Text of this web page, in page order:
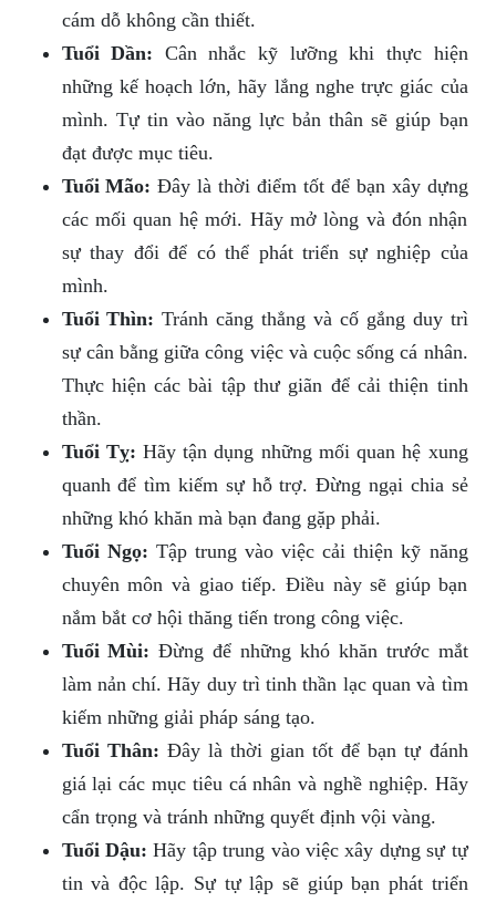
cám dỗ không cần thiết.
Tuổi Dần: Cân nhắc kỹ lưỡng khi thực hiện
những kế hoạch lớn, hãy lắng nghe trực giác của
mình. Tự tin vào năng lực bản thân sẽ giúp bạn
đạt được mục tiêu.
Tuổi Mão: Đây là thời điểm tốt để bạn xây dựng
các mối quan hệ mới. Hãy mở lòng và đón nhận
sự thay đổi để có thể phát triển sự nghiệp của
mình.
Tuổi Thìn: Tránh căng thẳng và cố gắng duy trì
sự cân bằng giữa công việc và cuộc sống cá nhân.
Thực hiện các bài tập thư giãn để cải thiện tinh
thần.
Tuổi Tỵ: Hãy tận dụng những mối quan hệ xung
quanh để tìm kiếm sự hỗ trợ. Đừng ngại chia sẻ
những khó khăn mà bạn đang gặp phải.
Tuổi Ngọ: Tập trung vào việc cải thiện kỹ năng
chuyên môn và giao tiếp. Điều này sẽ giúp bạn
nắm bắt cơ hội thăng tiến trong công việc.
Tuổi Mùi: Đừng để những khó khăn trước mắt
làm nản chí. Hãy duy trì tinh thần lạc quan và tìm
kiếm những giải pháp sáng tạo.
Tuổi Thân: Đây là thời gian tốt để bạn tự đánh
giá lại các mục tiêu cá nhân và nghề nghiệp. Hãy
cẩn trọng và tránh những quyết định vội vàng.
Tuổi Dậu: Hãy tập trung vào việc xây dựng sự tự
tin và độc lập. Sự tự lập sẽ giúp bạn phát triển